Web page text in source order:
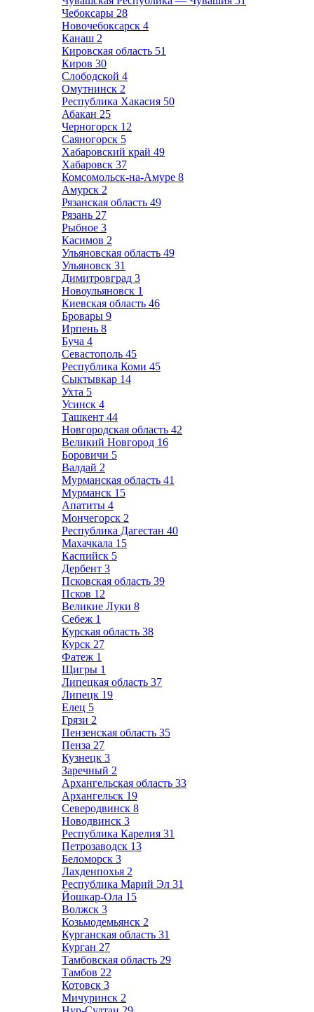
Чебоксары 28
Новочебоксарск 4
Канаш 2
Кировская область 51
Киров 30
Слободской 4
Омутнинск 2
Республика Хакасия 50
Абакан 25
Черногорск 12
Саяногорск 5
Хабаровский край 49
Хабаровск 37
Комсомольск-на-Амуре 8
Амурск 2
Рязанская область 49
Рязань 27
Рыбное 3
Касимов 2
Ульяновская область 49
Ульяновск 31
Димитровград 3
Новоульяновск 1
Киевская область 46
Бровары 9
Ирпень 8
Буча 4
Севастополь 45
Республика Коми 45
Сыктывкар 14
Ухта 5
Усинск 4
Ташкент 44
Новгородская область 42
Великий Новгород 16
Боровичи 5
Валдай 2
Мурманская область 41
Мурманск 15
Апатиты 4
Мончегорск 2
Республика Дагестан 40
Махачкала 15
Каспийск 5
Дербент 3
Псковская область 39
Псков 12
Великие Луки 8
Себеж 1
Курская область 38
Курск 27
Фатеж 1
Щигры 1
Липецкая область 37
Липецк 19
Елец 5
Грязи 2
Пензенская область 35
Пенза 27
Кузнецк 3
Заречный 2
Архангельская область 33
Архангельск 19
Северодвинск 8
Новодвинск 3
Республика Карелия 31
Петрозаводск 13
Беломорск 3
Лахденпохья 2
Республика Марий Эл 31
Йошкар-Ола 15
Волжск 3
Козьмодемьянск 2
Курганская область 31
Курган 27
Тамбовская область 29
Тамбов 22
Котовск 3
Мичуринск 2